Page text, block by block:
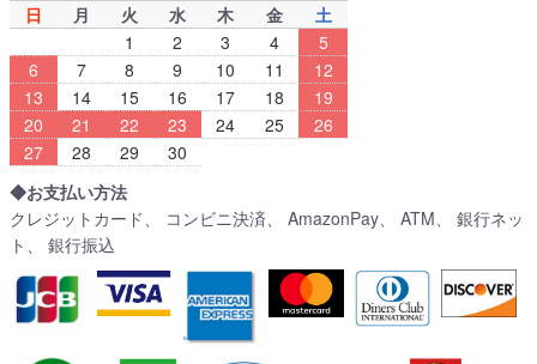
日
月 火 水 木 金
土
1
2 3 4
5
6
7 8 9 10 11
12
13
14 15 16 17 18
19
20
21 22 23 24 25
26
27
28 29
30
◆お支払い方法
クレジットカード、 コンビニ決済、 AmazonPay、 ATM、 銀行ネッ
ト、 銀行振込